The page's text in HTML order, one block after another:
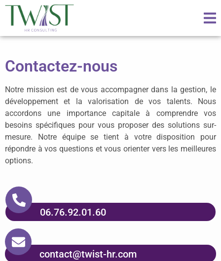
Contactez-nous
Notre mission est de vous accompagner dans la gestion, le
développement et la valorisation de vos talents. Nous
accordons une importance capitale à comprendre vos
besoins spécifiques pour vous proposer des solutions sur-
mesure. Notre équipe se tient à votre disposition pour
répondre à vos questions et vous orienter vers les meilleures
options.
06.76.92.01.60
contact@twist-hr.com